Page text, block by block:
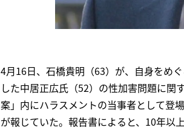
4月16日、石橋貴明（63）が、自身をめ
した中居正広氏（52）の性加害問題に関
案」内にハラスメントの当事者として登
が報じていた。報告書によると、10年以